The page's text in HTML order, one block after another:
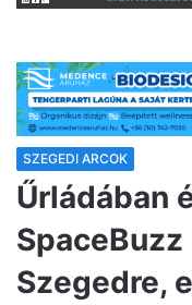
SZEGEDI ARCOK
Űrládában
Szegedre,